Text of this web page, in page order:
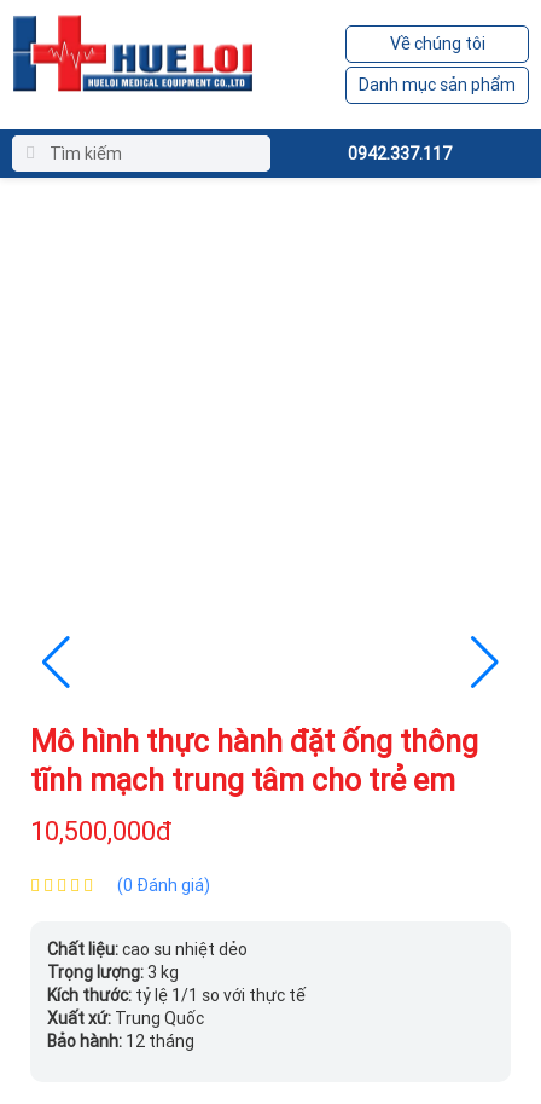
Về chúng tôi
Danh mục sản phẩm
0942.337.117
Mô hình thực hành đặt ống thông
tĩnh mạch trung tâm cho trẻ em
10,500,000đ
(0 Đánh giá)
Chất liệu:cao su nhiệt dẻo
Trọng lượng: 3 kg
Kích thước: tỷ lệ 1/1 so với thực tế
Xuất xứ: Trung Quốc
Bảo hành: 12 tháng